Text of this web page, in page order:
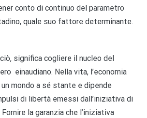
conto di continuo del parametro
quale suo fattore determinante.
significa cogliere il nucleo del
einaudiano. Nella vita, l’economia
un mondo a sé stante e dipende
di libertà emessi dall’iniziativa di
la garanzia che l’iniziativa